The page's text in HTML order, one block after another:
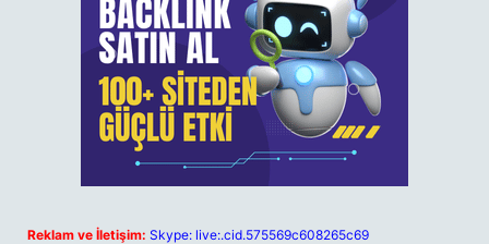
Reklam ve İletişim: Skype: live:.cid.575569c608265c69